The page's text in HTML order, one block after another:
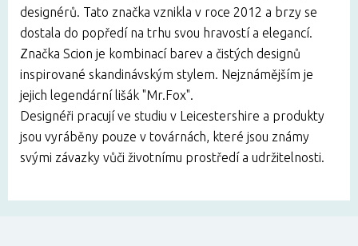
designérů. Tato značka vznikla v roce 2012 a brzy se
dostala do popředí na trhu svou hravostí a elegancí.
Značka Scion je kombinací barev a čistých designů
inspirované skandinávským stylem. Nejznámějším je
jejich legendární lišák "Mr.Fox".
Designéři pracují ve studiu v Leicestershire a produkty
jsou vyráběny pouze v továrnách, které jsou známy
svými závazky vůči životnímu prostředí a udržitelnosti.